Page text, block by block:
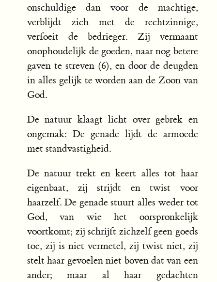
onschuldige dan voor de machtige,
verblijdt zich met de rechtzinnige,
verfoeit de bedrieger. Zij vermaant
onophoudelijk de goeden, naar nog betere
gaven te streven (6), en door de deugden
in alles gelijk te worden aan de Zoon van
God.
De natuur klaagt licht over gebrek en
ongemak: De genade lijdt de armoede
met standvastigheid.
De natuur trekt en keert alles tot haar
eigenbaat, zij strijdt en twist voor
haarzelf. De genade stuurt alles weder tot
God, van wie het oorspronkelijk
voortkomt; zij schrijft zichzelf geen goeds
toe, zij is niet vermetel, zij twist niet, zij
stelt haar gevoelen niet boven dat van een
ander; maar al haar gedachten